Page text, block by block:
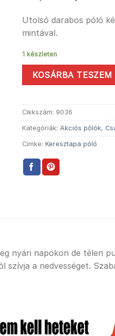
Utolsó darabos póló
mintával.
1 készleten
KOSÁRBA TESZEM
Cikkszám: 9036
Kategóriák: Akciós pólók,
Címke: Keresztapa póló
nyári napokon de télen
a nedvességet.